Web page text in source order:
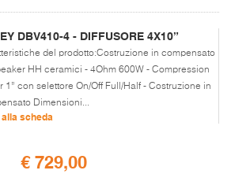
DBV410-4 - DIFFUSORE 4X10”
del prodotto:Costruzione in compensato
HH ceramici - 4Ohm 600W - Compression
1” con selettore On/Off Full/Half - Costruzione in
Dimensioni...
alla scheda
€ 729,00